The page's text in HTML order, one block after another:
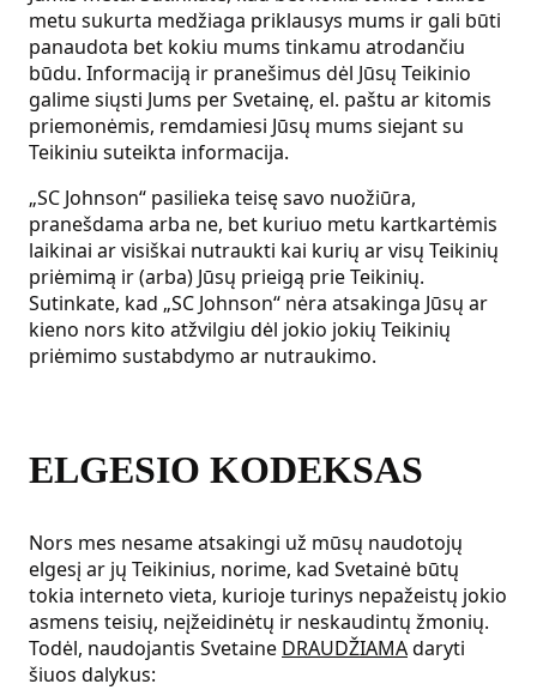
metu sukurta medžiaga priklausys mums ir gali būti
panaudota bet kokiu mums tinkamu atrodančiu
būdu. Informaciją ir pranešimus dėl Jūsų Teikinio
galime siųsti Jums per Svetainę, el. paštu ar kitomis
priemonėmis, remdamiesi Jūsų mums siejant su
Teikiniu suteikta informacija.
„SC Johnson“ pasilieka teisę savo nuožiūra,
pranešdama arba ne, bet kuriuo metu kartkartėmis
laikinai ar visiškai nutraukti kai kurių ar visų Teikinių
priėmimą ir (arba) Jūsų prieigą prie Teikinių.
Sutinkate, kad „SC Johnson“ nėra atsakinga Jūsų ar
kieno nors kito atžvilgiu dėl jokio jokių Teikinių
priėmimo sustabdymo ar nutraukimo.
ELGESIO KODEKSAS
Nors mes nesame atsakingi už mūsų naudotojų
elgesį ar jų Teikinius, norime, kad Svetainė būtų
tokia interneto vieta, kurioje turinys nepažeistų jokio
asmens teisių, neįžeidinėtų ir neskaudintų žmonių.
Todėl, naudojantis Svetaine DRAUDŽIAMAdaryti
šiuos dalykus: